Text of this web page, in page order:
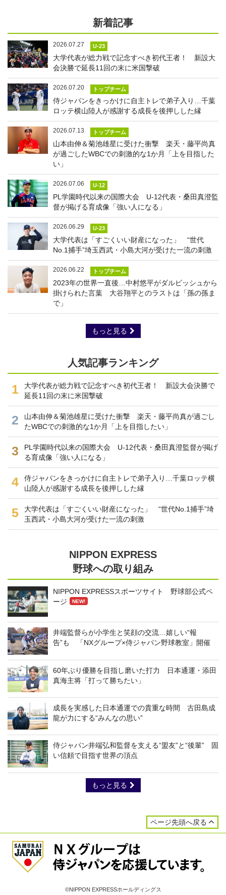
新着記事
2026.07.27 U-23
大学代表が総力戦で記念すべき初代王者！ 新設大
会決勝で延長11回の末に米国撃破
2026.07.20 トップチーム
侍ジャパンをきっかけに自主トレで弟子入り…千葉
ロッテ横山陸人が感謝する成長を後押しした縁
2026.07.13 トップチーム
山本由伸＆菊池雄星に受けた衝撃 楽天・藤平尚真
が過ごしたWBCでの刺激的な1か月「上を目指した
い」
2026.07.06 U-12
PL学園時代以来の国際大会 U-12代表・桑田真澄監
督が掲げる育成像「強い人になる」
2026.06.29 U-23
大学代表は「すごくいい財産になった」 “世代
No.1捕手”埼玉西武・小島大河が受けた一流の刺激
2026.06.22 トップチーム
2023年の世界一直後…中村悠平がダルビッシュから
掛けられた言葉 大谷翔平とのラストは「孫の孫ま
で」
もっと見る
人気記事ランキング
1
大学代表が総力戦で記念すべき初代王者！ 新設大会決勝で
延長11回の末に米国撃破
2
山本由伸＆菊池雄星に受けた衝撃 楽天・藤平尚真が過ごし
たWBCでの刺激的な1か月「上を目指したい」
3
PL学園時代以来の国際大会 U-12代表・桑田真澄監督が掲げ
る育成像「強い人になる」
4
侍ジャパンをきっかけに自主トレで弟子入り…千葉ロッテ横
山陸人が感謝する成長を後押しした縁
5
大学代表は「すごくいい財産になった」 “世代No.1捕手”埼
玉西武・小島大河が受けた一流の刺激
NIPPON EXPRESS
野球への取り組み
NIPPON EXPRESSスポーツサイト 野球部公式ペ
ージ
NEW!
井端監督らが小学生と笑顔の交流…嬉しい“報
告”も 「NXグループ×侍ジャパン野球教室」開催
60年ぶり優勝を目指し磨いた打力 日本通運・添田
真海主将「打って勝ちたい」
成長を実感した日本通運での貴重な時間 古田島成
龍が力にする“みんなの思い”
侍ジャパン井端弘和監督を支える“盟友”と“後輩” 固
い信頼で目指す世界の頂点
もっと見る
ページ先頭へ戻る
©NIPPON EXPRESSホールディングス